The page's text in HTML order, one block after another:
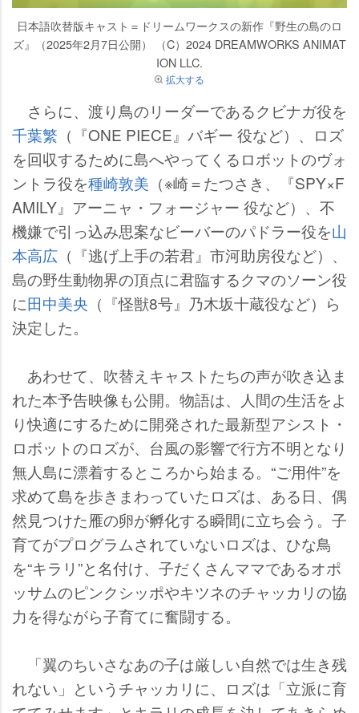
日本語吹替版キャスト＝ドリームワークスの新作『野生の島のロ
ズ』（2025年2月7日公開） （C）2024 DREAMWORKS ANIMAT
ION LLC.
拡大する
さらに、渡り鳥のリーダーであるクビナガ役を
千葉繁 （『ONE PIECE』バギー 役など）、ロズ
を回収するために島へやってくるロボットのヴォ
ントラ役を種崎敦美 （※崎＝たつさき、『SPY×F
AMILY』アーニャ・フォージャー 役など）、不
機嫌で引っ込み思案なビーバーのパドラー役を山
本高広 （『逃げ上手の若君』市河助房役など）、
島の野生動物界の頂点に君臨するクマのソーン役
に田中美央 （『怪獣8号』乃木坂十蔵役など）ら
決定した。
あわせて、吹替えキャストたちの声が吹き込ま
れた本予告映像も公開。物語は、人間の生活をよ
り快適にするために開発された最新型アシスト・
ロボットのロズが、台風の影響で行方不明となり
無人島に漂着するところから始まる。“ご用件”を
求めて島を歩きまわっていたロズは、ある日、偶
然見つけた雁の卵が孵化する瞬間に立ち会う。子
育てがプログラムされていないロズは、ひな鳥
を“キラリ”と名付け、子だくさんママであるオポ
ッサムのピンクシッポやキツネのチャッカリの協
力を得ながら子育てに奮闘する。
「翼のちいさなあの子は厳しい自然では生き残
れない」というチャッカリに、ロズは「立派に育